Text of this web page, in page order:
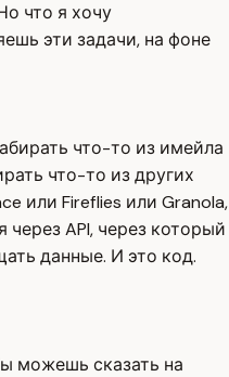
что я хочу
эти задачи, на фоне
что-то из имейла
что-то из других
или Fireflies или Granola,
через API, через который
данные. И это код.
можешь сказать на